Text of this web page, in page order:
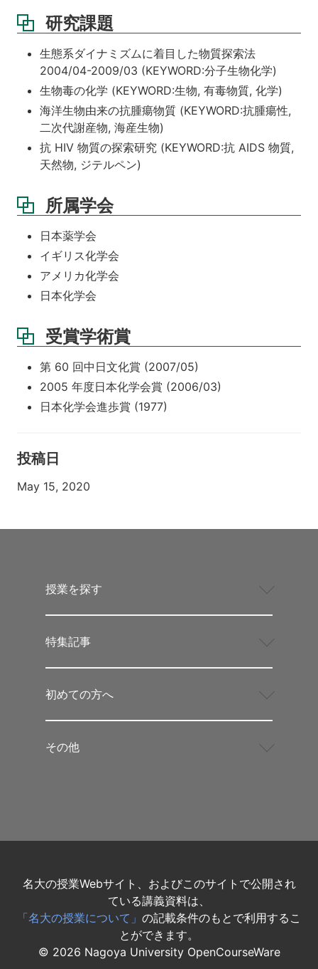
研究課題
生態系ダイナミズムに着目した物質探索法
2004/04-2009/03 (KEYWORD:分子生物化学)
生物毒の化学 (KEYWORD:生物, 有毒物質, 化学)
海洋生物由来の抗腫瘍物質 (KEYWORD:抗腫瘍性,
二次代謝産物, 海産生物)
抗 HIV 物質の探索研究 (KEYWORD:抗 AIDS 物質,
天然物, ジテルペン)
所属学会
日本薬学会
イギリス化学会
アメリカ化学会
日本化学会
受賞学術賞
第 60 回中日文化賞 (2007/05)
2005 年度日本化学会賞 (2006/03)
日本化学会進歩賞 (1977)
投稿日
May 15, 2020
授業を探す
特集記事
初めての方へ
その他
名大の授業Webサイト、およびこのサイトで公開され
ている講義資料は、
「名大の授業について」 の記載条件のもとで利用するこ
とができます。
© 2026 Nagoya University OpenCourseWare